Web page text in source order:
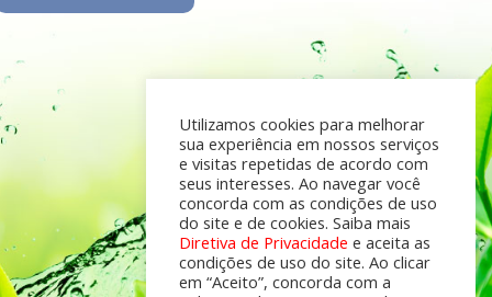
Utilizamos cookies para melhorar
sua experiência em nossos serviços
e visitas repetidas de acordo com
seus interesses. Ao navegar você
concorda com as condições de uso
do site e de cookies. Saiba mais
Diretiva de Privacidade e aceita as
condições de uso do site. Ao clicar
em “Aceito”, concorda com a